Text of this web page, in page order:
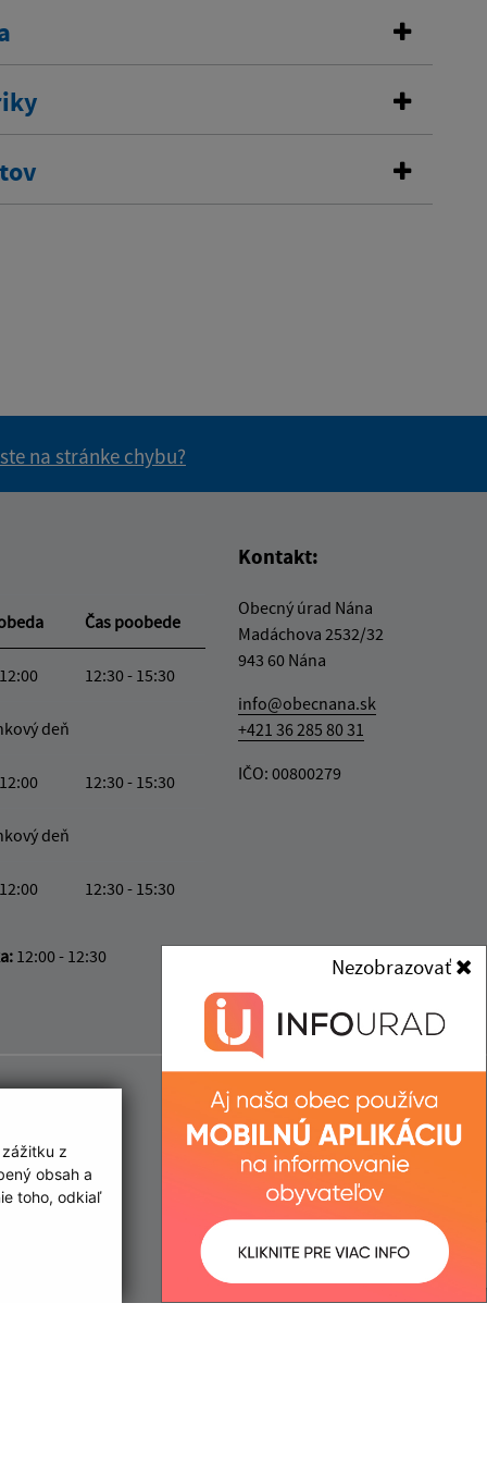
z
obsah a
toho, odkiaľ
Nezobrazovať
na stránke chybu?
Čas poobede
12:30 - 15:30
deň
12:30 - 15:30
deň
12:30 - 15:30
12:00 - 12:30
Kontakt:
Obecný úrad Nána
Madáchova 2532/32
943 60 Nána
info@obecnana.sk
+421 36 285 80 31
IČO: 00800279